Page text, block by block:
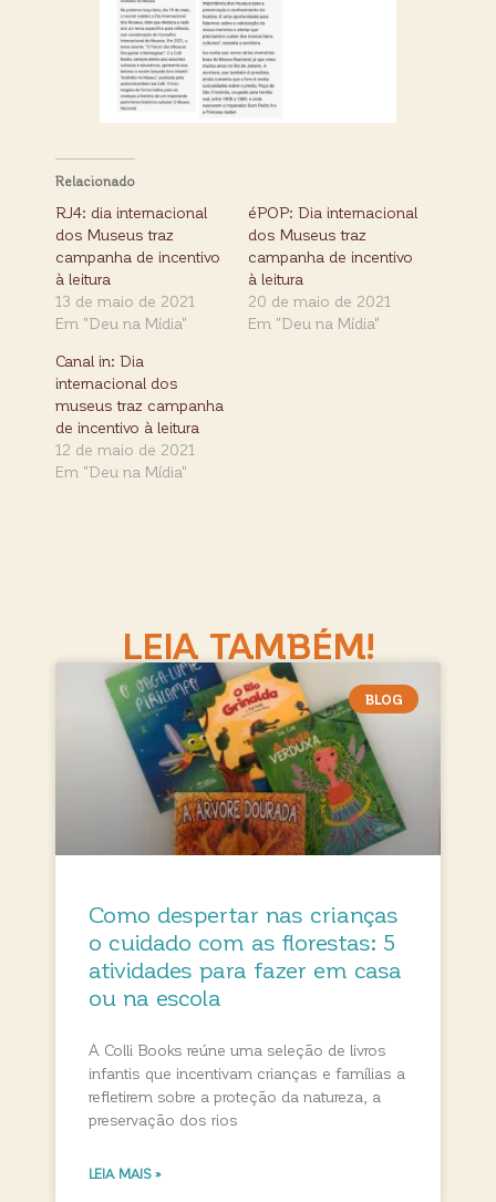
Relacionado
RJ4: dia internacional
dos Museus traz
campanha de incentivo
à leitura
13 de maio de 2021
Em "Deu na Mídia"
éPOP: Dia internacional
dos Museus traz
campanha de incentivo
à leitura
20 de maio de 2021
Em "Deu na Mídia"
Canal in: Dia
internacional dos
museus traz campanha
de incentivo à leitura
12 de maio de 2021
Em "Deu na Mídia"
LEIA TAMBÉM!
BLOG
Como despertar nas crianças
o cuidado com as florestas: 5
atividades para fazer em casa
ou na escola
A Colli Books reúne uma seleção de livros
infantis que incentivam crianças e famílias a
refletirem sobre a proteção da natureza, a
preservação dos rios
LEIA MAIS »